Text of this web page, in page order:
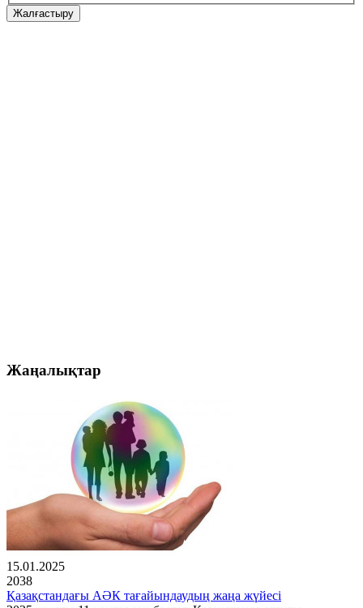
Жалғастыру
Жаңалықтар
15.01.2025
2038
Қазақстандағы АӘК тағайындаудың жаңа жүйесі